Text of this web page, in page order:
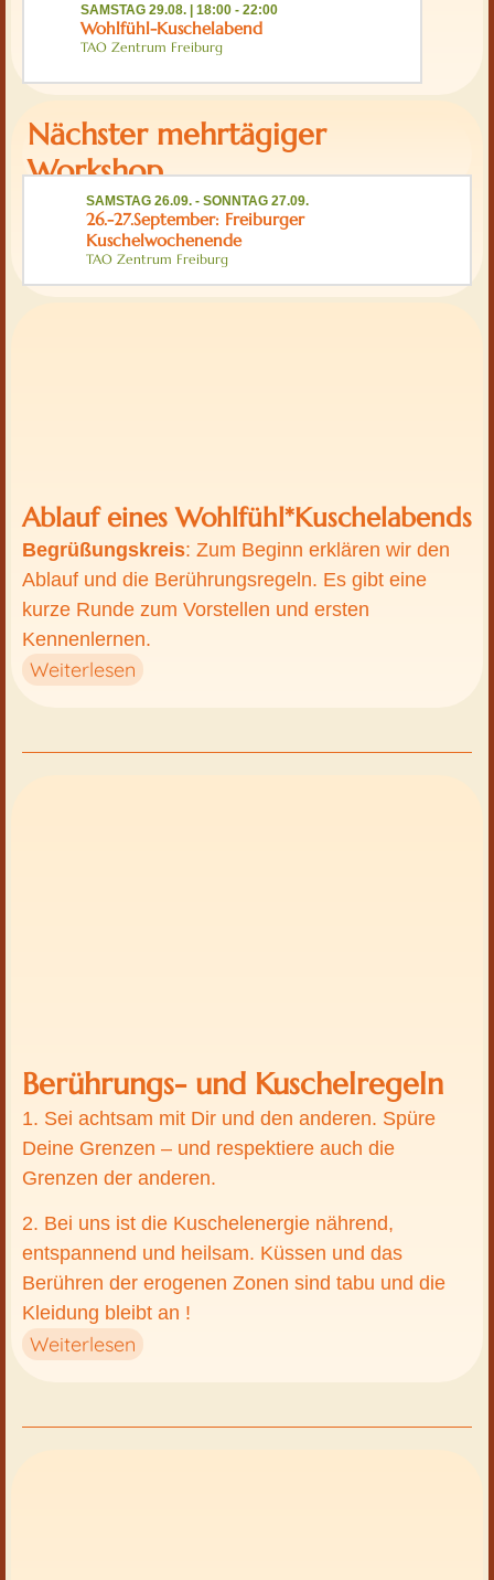
SAMSTAG 29.08. | 18:00 -22:00
Wohlfühl-Kuschelabend
TAO Zentrum Freiburg
Nächster mehrtägiger
Workshop
SAMSTAG 26.09. -SONNTAG 27.09.
26.-27.September: Freiburger
Kuschelwochenende
TAO Zentrum Freiburg
Ablauf eines Wohlfühl*Kuschelabends​
Begrüßungskreis: Zum Beginn erklären wir den
Ablauf und die Berührungsregeln. Es gibt eine
kurze Runde zum Vorstellen und ersten
Kennenlernen.
Weiterlesen
Berührungs- und Kuschelregeln
1. Sei achtsam mit Dir und den anderen. Spüre
Deine Grenzen – und respektiere auch die
Grenzen der anderen.
2. Bei uns ist die Kuschelenergie nährend,
entspannend und heilsam. Küssen und das
Berühren der erogenen Zonen sind tabu und die
Kleidung bleibt an !
Weiterlesen